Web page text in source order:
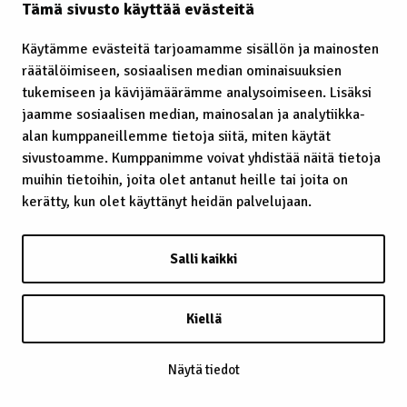
Tämä sivusto käyttää evästeitä
Käytämme evästeitä tarjoamamme sisällön ja mainosten
räätälöimiseen, sosiaalisen median ominaisuuksien
tukemiseen ja kävijämäärämme analysoimiseen. Lisäksi
jaamme sosiaalisen median, mainosalan ja analytiikka-
alan kumppaneillemme tietoja siitä, miten käytät
sivustoamme. Kumppanimme voivat yhdistää näitä tietoja
muihin tietoihin, joita olet antanut heille tai joita on
kerätty, kun olet käyttänyt heidän palvelujaan.
Salli kaikki
Kiellä
Näytä tiedot
Laavu – lávvu
Laidunrauha
Lainatut perinteet
Lainsäädäntö
Lapin kaste
Lappalainen
Lapsiin kohdistunut häirintä